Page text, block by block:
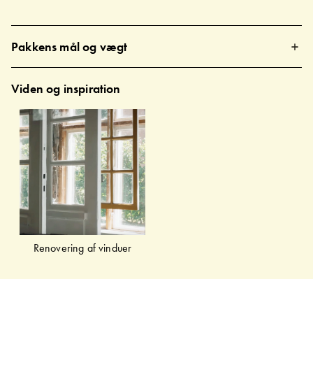
Pakkens mål og vægt
Viden og inspiration
Renovering af vinduer